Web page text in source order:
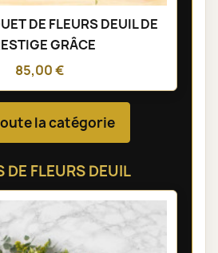
DE FLEURS DEUIL DE
GRÂCE
85,00 €
la catégorie
DE FLEURS DEUIL